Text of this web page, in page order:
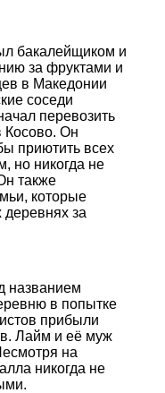
бакалейщиком и
за фруктами и
в Македонии
соседи
перевозить
Косово. Он
приютить всех
но никогда не
также
которые
за
названием
в попытке
прибыли
Лайм и её муж
на
никогда не